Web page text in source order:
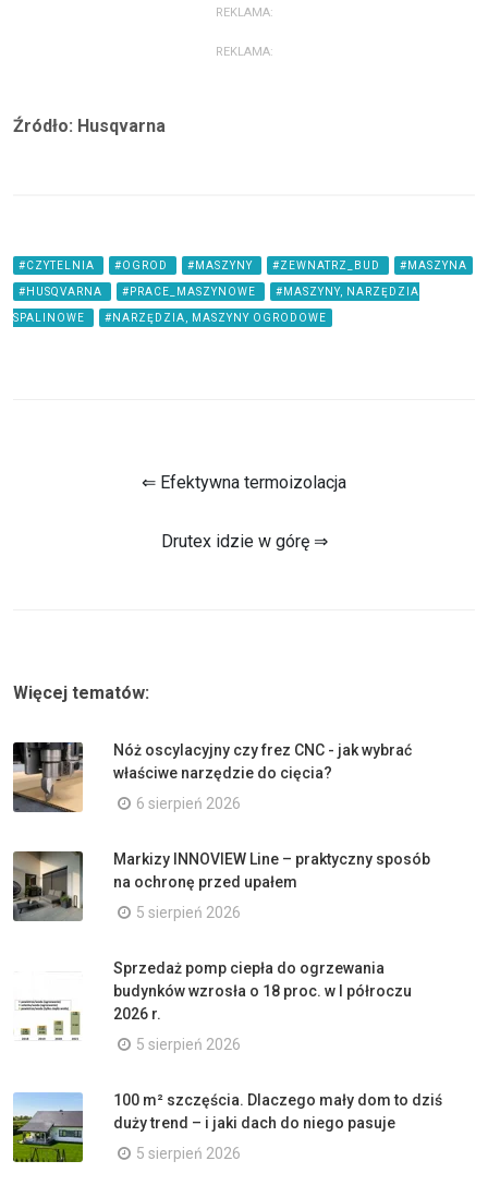
REKLAMA:
REKLAMA:
Źródło: Husqvarna
#CZYTELNIA #OGROD #MASZYNY #ZEWNATRZ_BUD #MASZYNA
#HUSQVARNA #PRACE_MASZYNOWE #MASZYNY, NARZĘDZIA
SPALINOWE #NARZĘDZIA, MASZYNY OGRODOWE
⇐ Efektywna termoizolacja
Drutex idzie w górę ⇒
Więcej tematów:
Nóż oscylacyjny czy frez CNC - jak wybrać
właściwe narzędzie do cięcia?
6 sierpień 2026
Markizy INNOVIEW Line – praktyczny sposób
na ochronę przed upałem
5 sierpień 2026
Sprzedaż pomp ciepła do ogrzewania
budynków wzrosła o 18 proc. w I półroczu
2026 r.
5 sierpień 2026
100 m² szczęścia. Dlaczego mały dom to dziś
duży trend – i jaki dach do niego pasuje
5 sierpień 2026